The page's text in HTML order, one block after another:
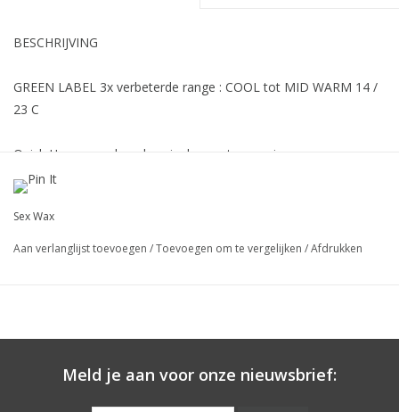
BESCHRIJVING
GREEN LABEL 3x verbeterde range : COOL tot MID WARM 14 /
23 C
Quick Humps aanbevolen single wax toepassingen voor
oplopende temperaturen.
Herkenbaar aan de kleur en X- factor
Deze nieuwe verpakking is gemakkelijk te openen en af te
Sex Wax
Aan verlanglijst toevoegen /Toevoegen om te vergelijken /Afdrukken
Meld je aan voor onze nieuwsbrief: